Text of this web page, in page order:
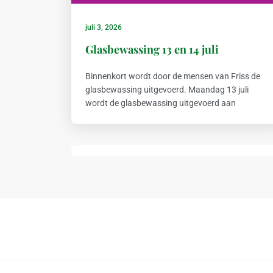
juli 3, 2026
Glasbewassing 13 en 14 juli
Binnenkort wordt door de mensen van Friss de
glasbewassing uitgevoerd. Maandag 13 juli
wordt de glasbewassing uitgevoerd aan